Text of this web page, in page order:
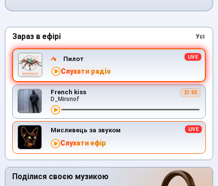
Зараз в ефірі Усі
Пилот
Слухати радіо
French kiss 21:03
D_Mironof
Мисливець за звуком
Слухати ефір
Поділися своєю музикою